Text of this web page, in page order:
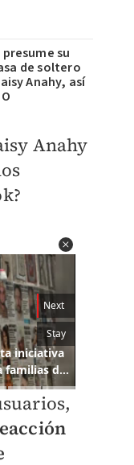
presume su
de soltero
Anahy, así
Anahy